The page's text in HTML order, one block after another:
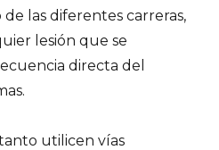
las diferentes carreras,
lesión que se
directa del
utilicen vías